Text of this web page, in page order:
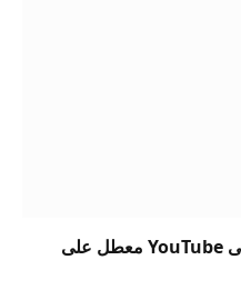
وضع صورة داخل صورة (PiP) على YouTube معطل على